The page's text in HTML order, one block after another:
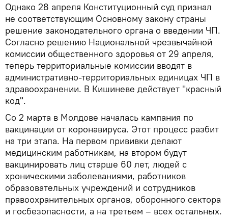
Однако 28 апреля Конституционный суд признал
не соответствующим Основному закону страны
решение законодательного органа о введении ЧП.
Согласно решению Национальной чрезвычайной
комиссии общественного здоровья от 29 апреля,
теперь территориальные комиссии вводят в
административно-территориальных единицах ЧП в
здравоохранении. В Кишиневе действует "красный
код".
Со 2 марта в Молдове началась кампания по
вакцинации от коронавируса. Этот процесс разбит
на три этапа. На первом прививки делают
медицинским работникам, на втором будут
вакцинировать лиц старше 60 лет, людей с
хроническими заболеваниями, работников
образовательных учреждений и сотрудников
правоохранительных органов, оборонного сектора
и госбезопасности, а на третьем – всех остальных.